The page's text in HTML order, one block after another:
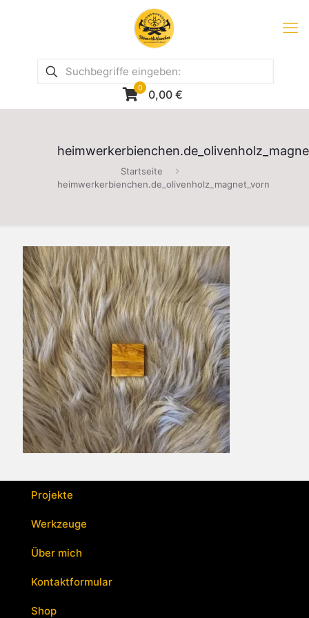
0 0,00 €
Startseite
heimwerkerbienchen.de_olivenholz_magnet_vorn
Projekte
Werkzeuge
Über mich
Kontaktformular
Shop